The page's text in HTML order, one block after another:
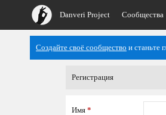
Danveri Project Сообщества
Создайте своё сообщество и станьте
Регистрация
Имя *